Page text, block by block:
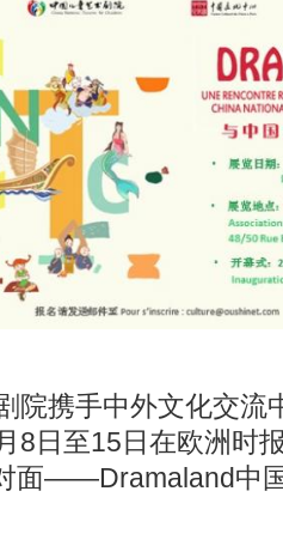
院携手中外文化交流
8日至15日在欧洲时
面——Dramaland中